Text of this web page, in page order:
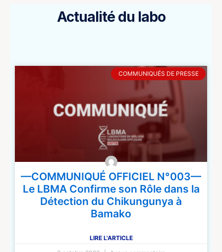
Actualité du labo
COMMUNIQUÉS DE PRESSE
—COMMUNIQUÉ OFFICIEL N°003—
Le LBMA Confirme son Rôle dans la
Détection du Chikungunya à
Bamako
LIRE L'ARTICLE